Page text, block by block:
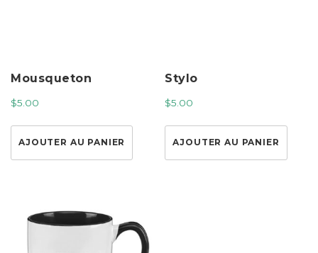
Mousqueton
$5.00
AJOUTER AU PANIER
Stylo
$5.00
AJOUTER AU PANIER